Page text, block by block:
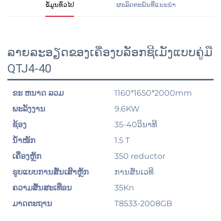
ຂໍ້ມູນທົ່ວໄປ ຜະລິດຕະພັນທີ່ແນະນຳ
ລາຍລະອຽດຂອງເຄື່ອງບລັອກຊີເມັງແບບຄູ່ມື
QTJ4-40
ຂະ ຫນາດ ລວມ 1160*1650*2000mm
ພະລັງງານ 9.6KW
ຊ້ອງ 35-40ວິນາທີ
ນ້ຳໜັກ 1.5 T
ເຄື່ອງຫຼັກ 350 reductor
ຮູບແບບການສັ່ນເສົາຫຼັກ ການສັ່ນເວທີ
ຄວາມສັ່ນສະເທືອນ 35Kn
ມາດຕະຖານ T8533-2008GB